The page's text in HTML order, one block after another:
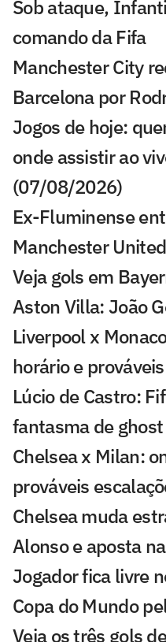
Sob ataque,
comando da Fifa
Manchester City
Barcelona por
Jogos de hoje:
onde assistir ao
(07/08/2026)
Ex-Fluminense
Manchester
Veja gols em
Aston Villa: João
Liverpool x
horário e
Lúcio de Castro:
fantasma de ghost
Chelsea x Milan:
prováveis
Chelsea muda
Alonso e aposta
Jogador fica livre
Copa do Mundo
Veja os três gols